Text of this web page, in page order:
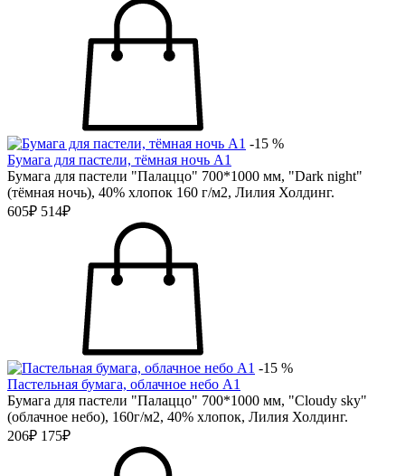
-15 %
Бумага для пастели, тёмная ночь А1
Бумага для пастели "Палаццо" 700*1000 мм, "Dark night"
(тёмная ночь), 40% хлопок 160 г/м2, Лилия Холдинг.
605₽ 514₽
-15 %
Пастельная бумага, облачное небо А1
Бумага для пастели "Палаццо" 700*1000 мм, "Cloudy sky"
(облачное небо), 160г/м2, 40% хлопок, Лилия Холдинг.
206₽ 175₽